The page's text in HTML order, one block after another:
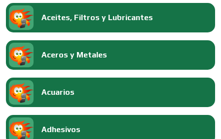
Aceites, Filtros y Lubricantes
Aceros y Metales
Acuarios
Adhesivos